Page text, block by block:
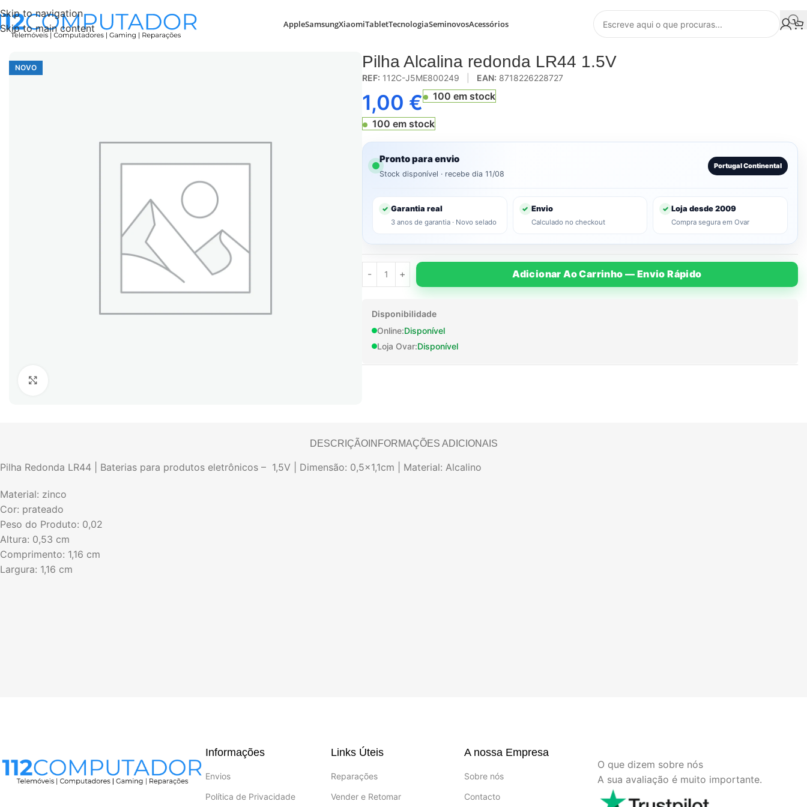
Skip to navigation
Skip to main content
AppleSamsungXiaomiTabletTecnologiaSeminovosAcessórios
NOVO Pilha Alcalina redonda LR44 1.5V
REF: 112C-J5ME800249 EAN: 8718226228727
1,00 € 100 em stock
100 em stock
Pronto para envio
Stock disponível · recebe dia 11/08
Portugal Continental
✓ Garantia real
3 anos de garantia · Novo selado
✓ Envio
Calculado no checkout
✓ Loja desde 2009
Compra segura em Ovar
Adicionar Ao Carrinho — Envio Rápido
Disponibilidade
Online:Disponível
Loja Ovar:Disponível
DESCRIÇÃOINFORMAÇÕES ADICIONAIS
Pilha Redonda LR44 | Baterias para produtos eletrônicos – 1,5V | Dimensão: 0,5×1,1cm | Material: Alcalino
Material: zinco
Cor: prateado
Peso do Produto: 0,02
Altura: 0,53 cm
Comprimento: 1,16 cm
Largura: 1,16 cm
Informações
Envios
Política de Privacidade
Links Úteis
Reparações
Vender e Retomar
A nossa Empresa
Sobre nós
Contacto
O que dizem sobre nós
A sua avaliação é muito importante.